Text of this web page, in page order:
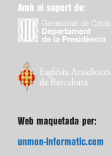
Amb el suport de:
Web maquetada per:
unmon-informatic.com